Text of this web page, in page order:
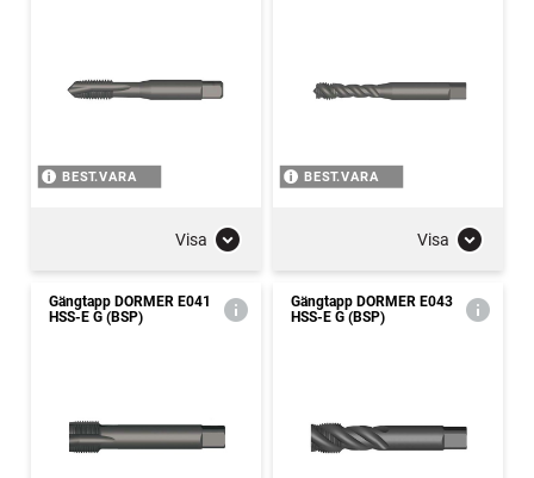
BEST.VARA
Visa
BEST.VARA
Visa
Gängtapp DORMER E041
HSS-E G (BSP)
Gängtapp DORMER E043
HSS-E G (BSP)